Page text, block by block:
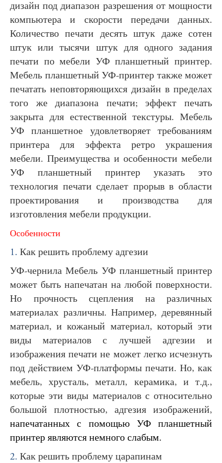
дизайн под диапазон разрешения от мощности
компьютера и скорости передачи данных.
Количество печати десять штук даже сотен
штук или тысячи штук для одного задания
печати по мебели УФ планшетный принтер.
Мебель планшетный УФ-принтер также может
печатать неповторяющихся дизайн в пределах
того же диапазона печати; эффект печать
закрыта для естественной текстуры. Мебель
УФ планшетное удовлетворяет требованиям
принтера для эффекта ретро украшения
мебели. Преимущества и особенности мебели
УФ планшетный принтер указать это
технология печати сделает прорыв в области
проектирования и производства для
изготовления мебели продукции.
Особенности
1. Как решить проблему адгезии
УФ-чернила Мебель УФ планшетный принтер
может быть напечатан на любой поверхности.
Но прочность сцепления на различных
материалах различны. Например, деревянный
материал, и кожаный материал, который эти
виды материалов с лучшей адгезии и
изображения печати не может легко исчезнуть
под действием УФ-платформы печати. Но, как
мебель, хрусталь, металл, керамика, и т.д.,
которые эти виды материалов с относительно
большой плотностью, адгезия изображений,
напечатанных с помощью УФ планшетный
принтер являются немного слабым.
2. Как решить проблему царапинам